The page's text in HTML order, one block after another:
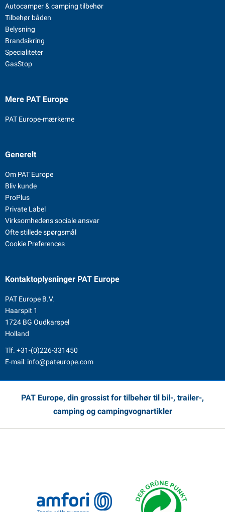
Autocamper & camping tilbehør
Tilbehør båden
Belysning
Brandsikring
Specialiteter
GasStop
Mere PAT Europe
PAT Europe-mærkerne
Generelt
Om PAT Europe
Bliv kunde
ProPlus
Private Label
Virksomhedens sociale ansvar
Ofte stillede spørgsmål
Cookie Preferences
Kontaktoplysninger PAT Europe
PAT Europe B.V.
Haarspit 1
1724 BG Oudkarspel
Holland
Tlf. +31-(0)226-331450
E-mail: info@pateurope.com
PAT Europe, din grossist for tilbehør til bil-, trailer-,
camping og campingvognartikler